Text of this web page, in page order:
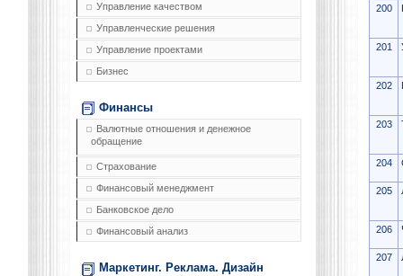
Управление качеством
Управленческие решения
Управление проектами
Бизнес
Финансы
Валютные отношения и денежное
обращение
Страхование
Финансовый менеджмент
Банковское дело
Финансовый анализ
Маркетинг. Реклама. Дизайн
200
201
202
203
204
205
206
207